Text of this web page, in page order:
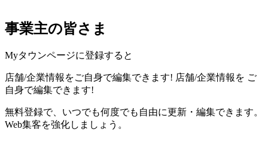
事業主の皆さま
Myタウンページに登録すると
店舗/企業情報をご自身で編集できます! 店舗/企業情報を ご
自身で編集できます!
無料登録で、いつでも何度でも自由に更新・編集できます。
Web集客を強化しましょう。